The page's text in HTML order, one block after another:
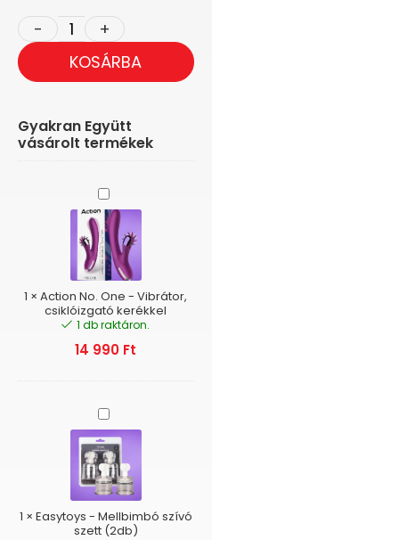
KOSÁRBA
Gyakran Együtt
vásárolt termékek
Action
No.
One
-
Vibrátor,
csiklóizgató
kerékkel
1 ×Action No. One - Vibrátor,
csiklóizgató kerékkel
1 db raktáron.
14 990 Ft
Easytoys
-
Mellbimbó
szívó
szett
(2db)
1 × Easytoys - Mellbimbó szívó
szett (2db)